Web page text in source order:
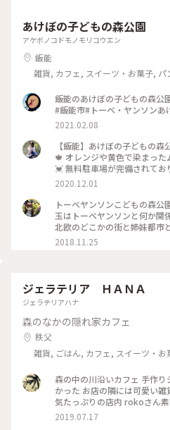
あけぼの子どもの森公園
アケボノコドモノモリコウエン
飯能
雑貨, カフェ, スイーツ・お菓子, パ
飯能のあけぼの子どもの森公園。 小さな絵本の世界。 #
#飯能市#トーベ・ヤンソンあ
2021.02.08
【飯能】あけぼの子どもの森公園 園内は紅葉の見頃真
🍁 オレンジや黄色で染まっ
💓 無料駐車場が完備されており、たくさんの人々がこの公園
に遊びにきています！園内に
族全員で楽しめる場所です✨ #紅葉 #ムーミン #埼玉 #飯
能
2020.12.01
トーベヤンソンこどもの森
玉はトーベヤンソンと何か関
北欧のどこかの街と姉妹都市
ります。＃秋深き＃紅葉＃ム
2018.11.25
ジェラテリア ＨＡＮＡ
ジェラテリアハナ
森のなかの隠れ家カフェ
秩父
雑貨, ごはん, カフェ, スイーツ・お
森の中の川沿いカフェ 手作
かった お店の隣には可愛い
気たっぷりの店内 rokoさん
#夏旅2019#ひんやりスイーツ
2019.07.17